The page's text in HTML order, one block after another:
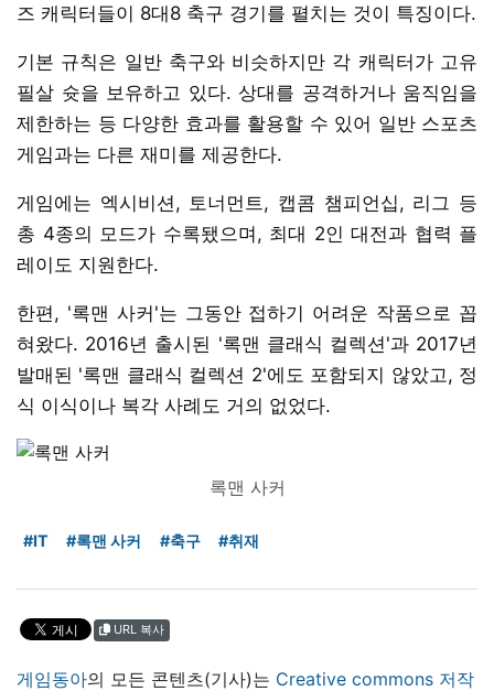
즈 캐릭터들이 8대8 축구 경기를 펼치는 것이 특징이다.
기본 규칙은 일반 축구와 비슷하지만 각 캐릭터가 고유
필살 슛을 보유하고 있다. 상대를 공격하거나 움직임을
제한하는 등 다양한 효과를 활용할 수 있어 일반 스포츠
게임과는 다른 재미를 제공한다.
게임에는 엑시비션, 토너먼트, 캡콤 챔피언십, 리그 등
총 4종의 모드가 수록됐으며, 최대 2인 대전과 협력 플
레이도 지원한다.
한편, '록맨 사커'는 그동안 접하기 어려운 작품으로 꼽
혀왔다. 2016년 출시된 '록맨 클래식 컬렉션'과 2017년
발매된 '록맨 클래식 컬렉션 2'에도 포함되지 않았고, 정
식 이식이나 복각 사례도 거의 없었다.
록맨 사커
#IT #록맨 사커 #축구 #취재
URL 복사
게임동아의 모든 콘텐츠(기사)는 Creative commons 저작